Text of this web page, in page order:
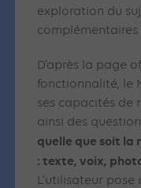
exploration du
complémentaires
D’après la page
fonctionnalité, le
ses capacités de
ainsi des
quelle que soit la
: texte, voix,
L’utilisateur